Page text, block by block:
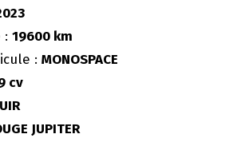
: 19600 km
: MONOSPACE
cv
JUPITER